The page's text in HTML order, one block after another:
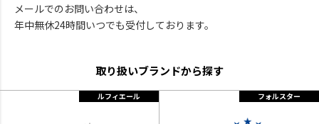
メールでのお問い合わせは、
年中無休24時間いつでも受付しております。
取り扱いブランドから探す
ルフィエール フォルスター